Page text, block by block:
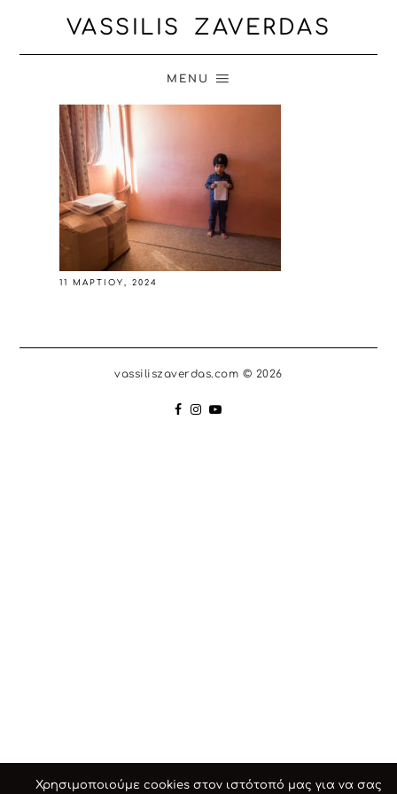
VASSILIS ZAVERDAS
MENU
11 ΜΑΡΤΊΟΥ, 2024
vassiliszaverdas.com © 2026
Χρησιμοποιούμε cookies στον ιστότοπό μας για να σας